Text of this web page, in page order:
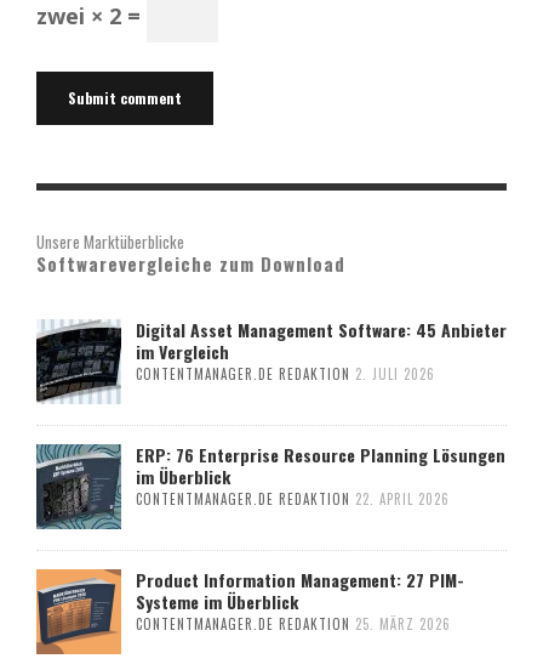
zwei × 2 =
Unsere Marktüberblicke
Softwarevergleiche zum Download
Digital Asset Management Software: 45 Anbieter
im Vergleich
CONTENTMANAGER.DE REDAKTION 2. JULI 2026
ERP: 76 Enterprise Resource Planning Lösungen
im Überblick
CONTENTMANAGER.DE REDAKTION 22. APRIL 2026
Product Information Management: 27 PIM-
Systeme im Überblick
CONTENTMANAGER.DE REDAKTION 25. MÄRZ 2026